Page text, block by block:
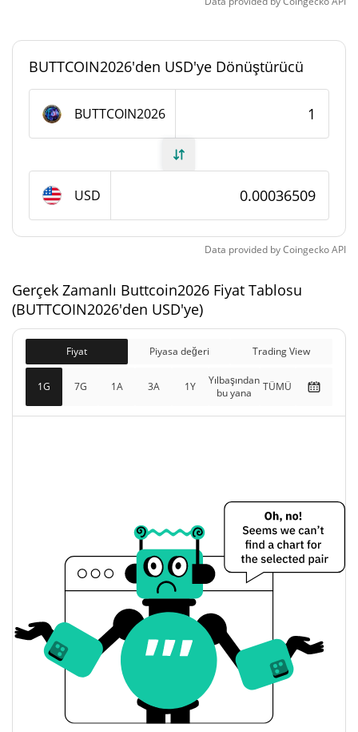
Buttcoin2026 Arzı
Daloşımdaki Arz
Toplam Arz
982.646.809,037
BUTTCOIN2026
1.000.000.000
BUTTCOIN2026
Buttcoin2026 piyasa değeri
Piyasa Değeri
1.74%
Piyasa değeri
0.19%
$0,00036439222
Dünkü Açılış / Kapanış
$0,00036438067 /
$0,00036439222
Dünkü Değişim
Dünkü Hacim $4.321,9513
Bitcoin Fiyat Geçmişi
BUTTCOIN2026'den USD'ye Dönüştürücü
BUTTCOIN2026
USD
Data provided byCoingeckoAPI
Gerçek Zamanlı Buttcoin2026 Fiyat Tablosu
(BUTTCOIN2026'den USD'ye)
Fiyat Piyasa değeri Trading View
1G 7G 1A 3A 1Y
Yılbaşından
bu yana
TÜMÜ